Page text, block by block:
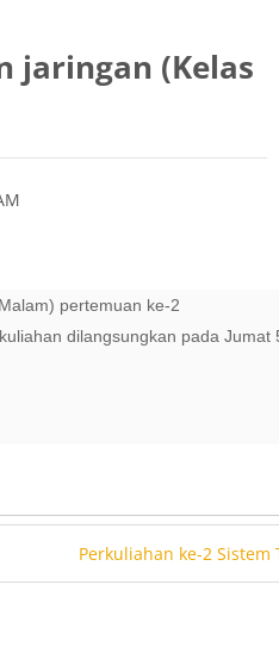
jaringan (Kelas
pertemuan ke-2
dilangsungkan pada
Perkuliahan ke-2